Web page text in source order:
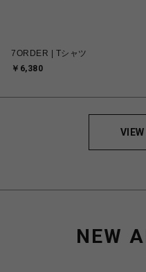
7ORDER | Tシャツ
￥6,380
NEW